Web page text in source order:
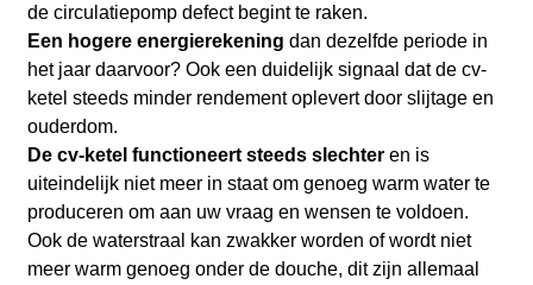
de circulatiepomp defect begint te raken.
Een hogere energierekening dan dezelfde periode in
het jaar daarvoor? Ook een duidelijk signaal dat de cv-
ketel steeds minder rendement oplevert door slijtage en
ouderdom.
De cv-ketel functioneert steeds slechteren is
uiteindelijk niet meer in staat om genoeg warm water te
produceren om aan uw vraag en wensen te voldoen.
Ook de waterstraal kan zwakker worden of wordt niet
meer warm genoeg onder de douche, dit zijn allemaal